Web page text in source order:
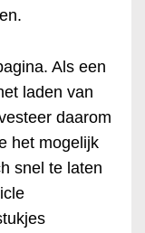
Als een
laden van
daarom
het mogelijk
snel te laten